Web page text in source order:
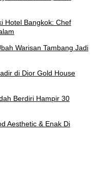
Hotel Bangkok: Chef
Warisan Tambang Jadi
di Dior Gold House
Berdiri Hampir 30
Aesthetic & Enak Di